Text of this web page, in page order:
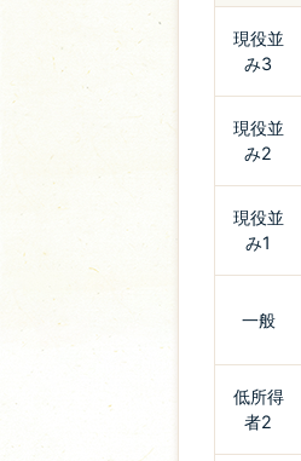
現役並
み3
現役並
み2
現役並
み1
一般
低所得
者2